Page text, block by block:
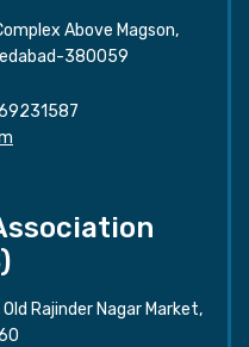
Above Magson,
380059
Rajinder Nagar Market,